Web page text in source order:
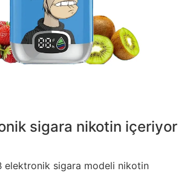
sigara nikotin içeriyor
elektronik sigara modeli nikotin